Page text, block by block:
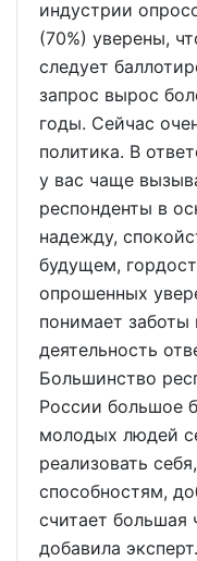
индустрии
(70%) уверены,
следует
запрос вырос
годы. Сейчас
политика. В
у вас чаще
респонденты в
надежду,
будущем,
опрошенных
понимает
деятельность
Большинство
России большое
молодых людей
реализовать
способностям,
считает большая
добавила эксперт.